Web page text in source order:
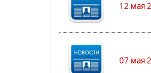
12 мая
07 мая